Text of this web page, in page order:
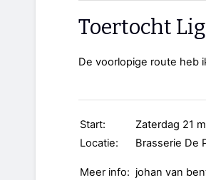
Toertocht
De voorlopige route heb
Start:
Zaterdag 21
Locatie:
Brasserie De
Meer info: johan van